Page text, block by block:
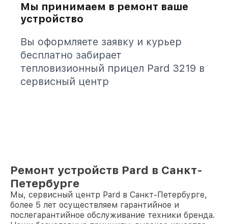
Мы принимаем в ремонт ваше
устройство
Вы оформляете заявку и курьер
бесплатно забирает
тепловизионный прицел Pard 3219 в
сервисный центр
Ремонт устройств Pard в Санкт-
Петербурге
Мы, сервисный центр Pard в Санкт-Петербурге,
более 5 лет осуществляем гарантийное и
послегарантийное обслуживание техники бренда.